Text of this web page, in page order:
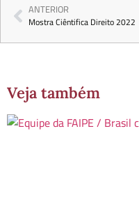
ANTERIOR
Mostra Ciêntifica Direito 2022
Veja também